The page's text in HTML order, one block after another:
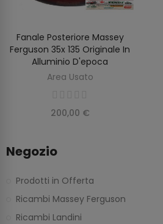
AGGIUNGI AL CARRELLO
Fanale Posteriore Massey
Ferguson 35x 135 Originale In
Alluminio D'epoca
Area Usato
200,00 €
Negozio
Prodotti in Offerta
Ricambi Massey Ferguson
Ricambi Landini